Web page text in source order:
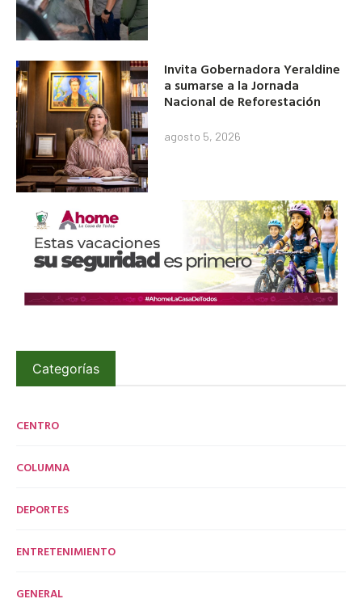
Invita Gobernadora Yeraldine
a sumarse a la Jornada
Nacional de Reforestación
agosto 5, 2026
Categorías
CENTRO
COLUMNA
DEPORTES
ENTRETENIMIENTO
GENERAL